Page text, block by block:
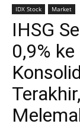
IDX Stock Market
IHSG
0,9%